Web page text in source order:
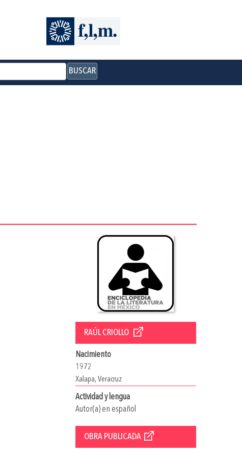
BUSCAR
RAÚL CRIOLLO
Nacimiento
1972
Xalapa, Veracruz
Actividad y lengua
Autor(a) en español
OBRA PUBLICADA